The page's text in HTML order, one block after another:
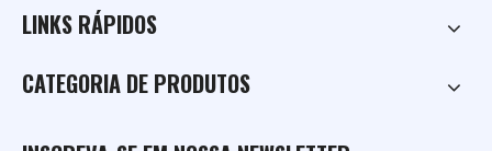
LINKS RÁPIDOS
CATEGORIA DE PRODUTOS